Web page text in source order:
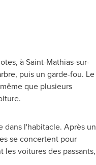
àSaint-Mathias-sur-
puis un garde-fou. Le
que plusieurs
dans l'habitacle. Après un
se concertent pour
voitures des passants,